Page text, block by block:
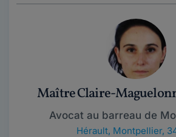
Maître Claire-
Avocat au barreau de
Hérault, Montpellier,